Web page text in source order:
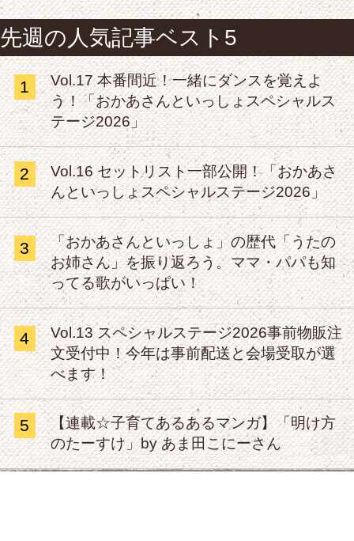
先週の人気記事ベスト5
1
Vol.17 本番間近！一緒にダンスを覚えよ
う！「おかあさんといっしょスペシャルス
テージ2026」
2
Vol.16 セットリスト一部公開！「おかあさ
んといっしょスペシャルステージ2026」
3
「おかあさんといっしょ」の歴代「うたの
お姉さん」を振り返ろう。ママ・パパも知
ってる歌がいっぱい！
4
Vol.13 スペシャルステージ2026事前物販注
文受付中！今年は事前配送と会場受取が選
べます！
5
【連載☆子育てあるあるマンガ】「明け方
のたーすけ」by あま田こにーさん